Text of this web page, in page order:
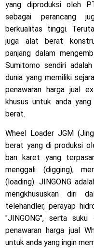
yang diproduksi oleh
sebagai perancang
berkualitas tinggi.
juga alat berat
panjang dalam
Sumitomo sendiri
dunia yang memiliki
penawaran harga jual
khusus untuk anda
berat.
Wheel Loader JGM
berat yang di produksi
ban karet yang
menggali (digging),
(loading). JINGONG
mengkhususkan diri
telehandler, perayap
"JINGONG", serta suku
penawaran harga jual
untuk anda yang ingin